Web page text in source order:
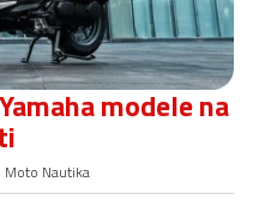
modele na
Moto Nautika